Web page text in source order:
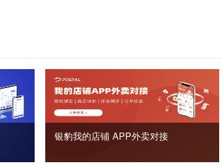
银豹我的店铺 APP外卖对接